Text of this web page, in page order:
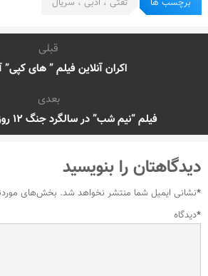
قبلی
اکران آنلاین فیلم ” های
بعدی
فیلم “نیم شب” در سالگرد جنگ ۱۲ روزه ، نیم بها شد
دیدگاهتان را بنویسید
نشانی ایمیل شما منتشر نخواهد شد. بخش‌های
*
دیدگاه*